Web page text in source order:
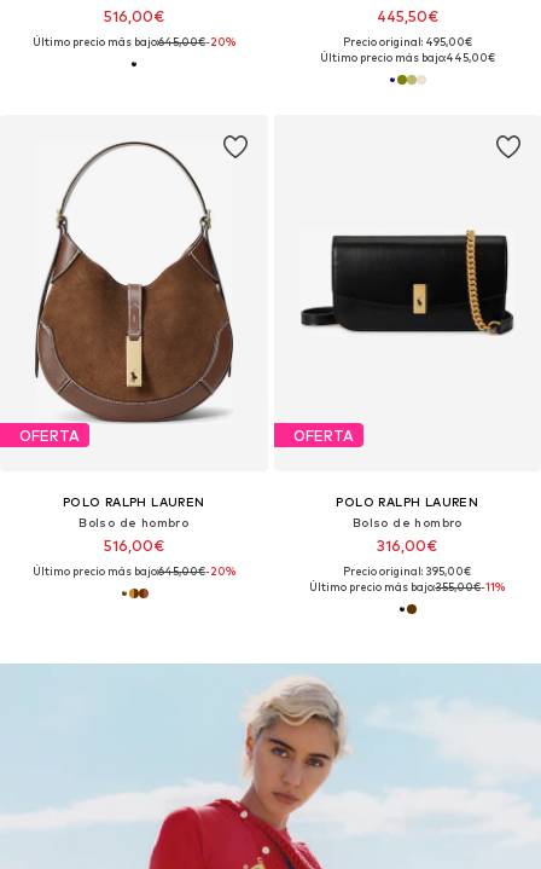
516,00€
Último precio más bajo:645,00€-20%
445,50€
Precio original: 495,00€
Último precio más bajo:445,00€
OFERTA
POLO RALPH LAUREN
Bolso de hombro
516,00€
Último precio más bajo:645,00€-20%
OFERTA
POLO RALPH LAUREN
Bolso de hombro
316,00€
Precio original: 395,00€
Último precio más bajo:355,00€-11%